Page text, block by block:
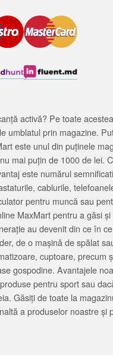
activă? Pe toate
prin magazine.
este unul din puținele
mai puțin de 1000 de lei.
este numărul
cablurile,
pentru muncă sau
MaxMart pentru a găsi
au devenit din ce în
de o mașină de spălat
cuptoare, precum
gospodine. Avantajele
pentru sport sau
Găsiți de toate la
a produselor noastre și